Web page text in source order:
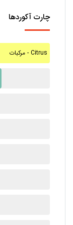
چارت آکوردها
مرکبات - Citrus